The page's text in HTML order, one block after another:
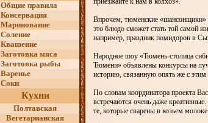
Общие правила
Консервация
Маринование
Соление
Квашение
Заготовка мяса
Заготовка рыбы
Варенье
Соки
Кухни
Полтавская
Вегетарианская
Впрочем, тюменские «шансонщики»
это блюдо сможет стать той самой
например, праздник помидоров в
Народное шоу «Тюмень-столица
Тюмени» объявлены конкурсы на
историю, связанную опять же с
По словам координатора проекта
встречаются очень даже
те, которые сварены в козьем молоке.